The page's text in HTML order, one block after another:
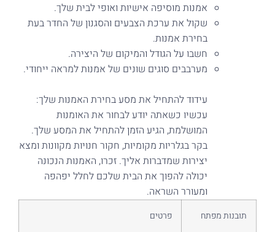
אמנות מוסיפה אישיות ואופי לבית שלך.
שקול את ערכת הצבעים והסגנון של החדר בעת
בחירת אמנות.
חשבו על הגודל והמיקום של היצירה.
מערבבים סוגים שונים של אמנות למראה ייחודי.
עידוד להתחיל את מסע בחירת האמנות שלך:
עכשיו כשאתה יודע לבחור את האומנות
המושלמת, הגיע הזמן להתחיל את המסע שלך.
בקר בגלריות מקומיות, חקור חנויות מקוונות ומצא
יצירות שמדברות אליך. זכרו, האמנות הנכונה
יכולה להפוך את הבית שלכם לחלל יפהפה
ומעורר השראה.
תובנות מפתח פרטים